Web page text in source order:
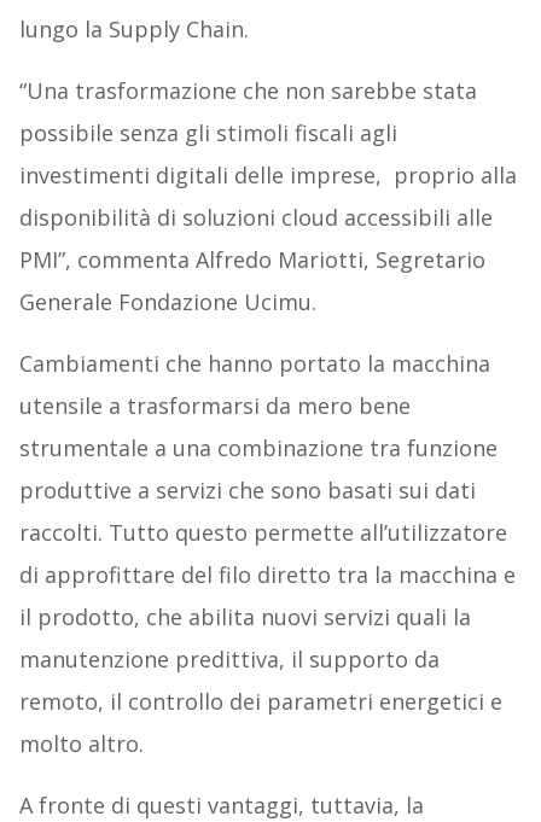
lungo la Supply Chain.
“Una trasformazione che non sarebbe stata
possibile senza gli stimoli fiscali agli
investimenti digitali delle imprese, proprio alla
disponibilità di soluzioni cloud accessibili alle
PMI”, commenta Alfredo Mariotti, Segretario
Generale Fondazione Ucimu.
Cambiamenti che hanno portato la macchina
utensile a trasformarsi da mero bene
strumentale a una combinazione tra funzione
produttive a servizi che sono basati sui dati
raccolti. Tutto questo permette all’utilizzatore
di approfittare del filo diretto tra la macchina e
il prodotto, che abilita nuovi servizi quali la
manutenzione predittiva, il supporto da
remoto, il controllo dei parametri energetici e
molto altro.
A fronte di questi vantaggi, tuttavia, la